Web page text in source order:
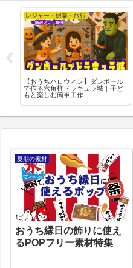
冬期の素材
おうちクリスマスマーケット！フ
リー素材とダンボールで作る「着
る屋台」デコレーション
夏期の素材
おうち縁日の飾りに使え
るPOPフリー素材特集